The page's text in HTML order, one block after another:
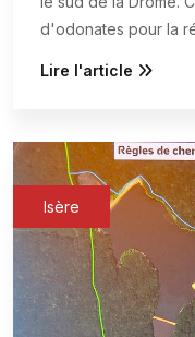
d'odonates pour la
Lire l'article
Isère